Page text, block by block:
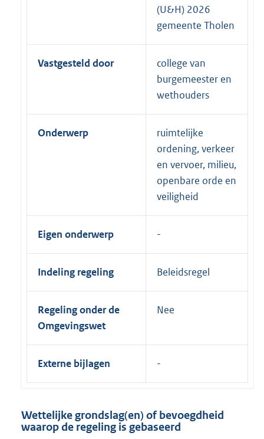
(U&H) 2026
gemeente Tholen
Vastgesteld door
college van
burgemeester en
wethouders
Onderwerp
ruimtelijke
ordening, verkeer
en vervoer, milieu,
openbare orde en
veiligheid
Eigen onderwerp
Indeling regeling Beleidsregel
Regeling onder de
Omgevingswet
Nee
Externe bijlagen
Wettelijke grondslag(en) of bevoegdheid
waarop de regeling is gebaseerd